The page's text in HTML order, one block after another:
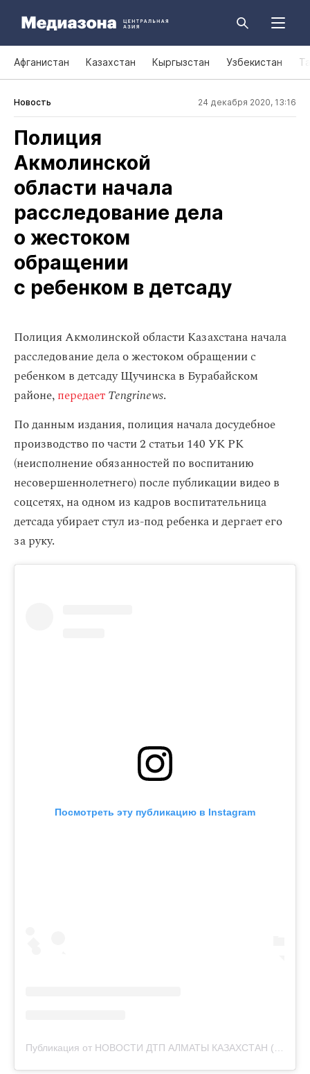
Афганистан Казахстан Кыргызстан Узбекистан
Новость 24 декабря 2020, 13:16
Полиция
Акмолинской
области начала
расследование дела
о жестоком
обращении
с ребенком в детсаду
Полиция Акмолинской области Казахстана начала
расследование дела о жестоком обращении с
ребенком в детсаду Щучинска в Бурабайском
районе,передаетTengrinews.
По данным издания, полиция начала досудебное
производство по части 2 статьи 140 УК РК
(неисполнение обязанностей по воспитанию
несовершеннолетнего) после публикации видео в
соцсетях, на одном из кадров воспитательница
детсада убирает стул из-под ребенка и дергает его
за руку.
Посмотреть эту публикацию в Instagram